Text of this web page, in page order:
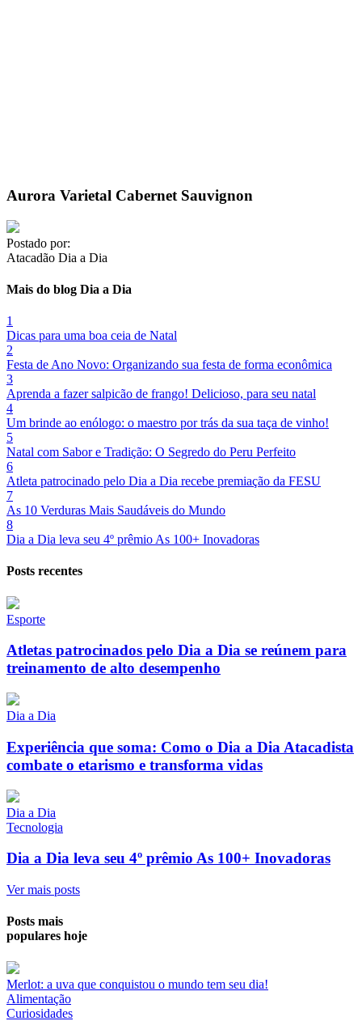
Aurora Varietal Cabernet Sauvignon
Postado por:
Atacadão Dia a Dia
Mais do blog Dia a Dia
1
Dicas para uma boa ceia de Natal
2
Festa de Ano Novo: Organizando sua festa de forma econômica
3
Aprenda a fazer salpicão de frango! Delicioso, para seu natal
4
Um brinde ao enólogo: o maestro por trás da sua taça de vinho!
5
Natal com Sabor e Tradição: O Segredo do Peru Perfeito
6
Atleta patrocinado pelo Dia a Dia recebe premiação da FESU
7
As 10 Verduras Mais Saudáveis do Mundo
8
Dia a Dia leva seu 4º prêmio As 100+ Inovadoras
Posts recentes
Esporte
Atletas patrocinados pelo Dia a Dia se reúnem para
treinamento de alto desempenho
Dia a Dia
Experiência que soma: Como o Dia a Dia Atacadista
combate o etarismo e transforma vidas
Dia a Dia
Tecnologia
Dia a Dia leva seu 4º prêmio As 100+ Inovadoras
Ver mais posts
Posts mais
populares hoje
Merlot: a uva que conquistou o mundo tem seu dia!
Alimentação
Curiosidades